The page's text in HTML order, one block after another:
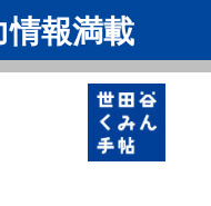
報満載